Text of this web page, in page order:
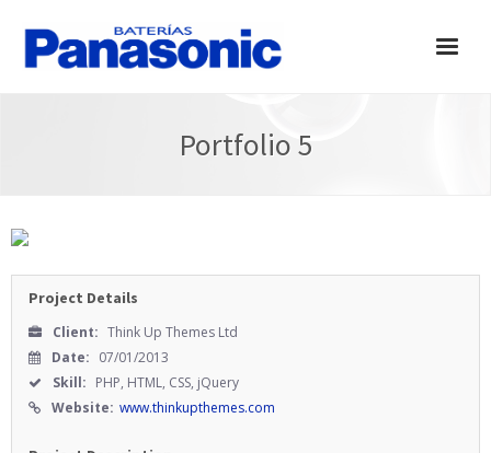
Contactos
Portfolio 5
Project Details
Client: Think Up Themes Ltd
Date: 07/01/2013
Skill: PHP, HTML, CSS, jQuery
Website: www.thinkupthemes.com